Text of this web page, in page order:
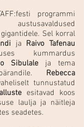
programmi
Sel korral
ja Raivo Tafenau
kummardus
Sibulale ja tema
Rebecca
tunnustatud
esitavad koos
seadetes.